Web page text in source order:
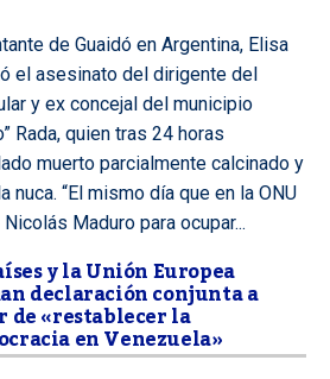
de Guaidó en Argentina, Elisa
el asesinato del dirigente del
y ex concejal del municipio
Rada, quien tras 24 horas
muerto parcialmente calcinado y
nuca. “El mismo día que en la ONU
Maduro para ocupar...
y la Unión Europea
declaración conjunta a
de «restablecer la
en Venezuela»